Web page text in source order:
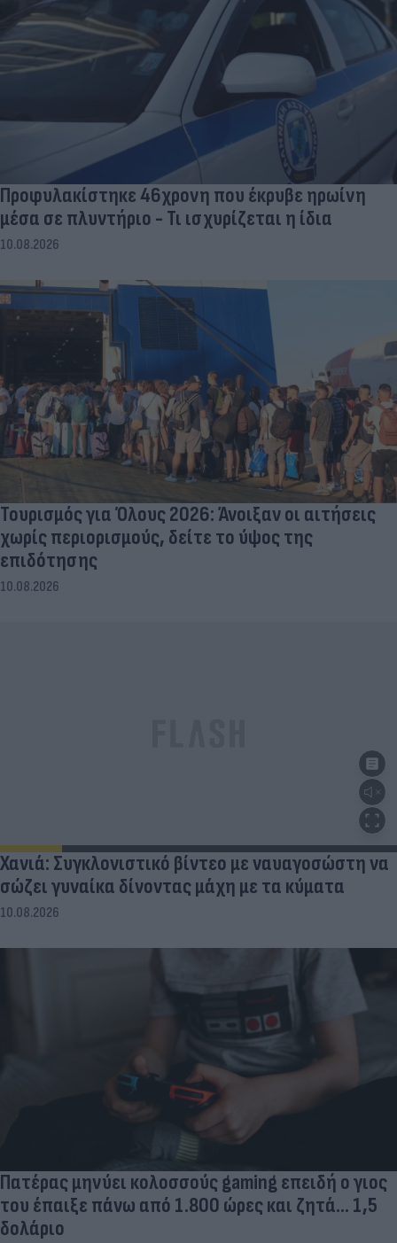
Προφυλακίστηκε 46χρονη που έκρυβε ηρωίνη
μέσα σε πλυντήριο - Τι ισχυρίζεται η ίδια
10.08.2026
Τουρισμός για Όλους 2026: Άνοιξαν οι αιτήσεις
χωρίς περιορισμούς, δείτε το ύψος της
επιδότησης
10.08.2026
Χανιά: Συγκλονιστικό βίντεο με ναυαγοσώστη να
σώζει γυναίκα δίνοντας μάχη με τα κύματα
10.08.2026
Πατέρας μηνύει κολοσσούς gaming επειδή ο γιος
του έπαιξε πάνω από 1.800 ώρες και ζητά... 1,5
δολάριο